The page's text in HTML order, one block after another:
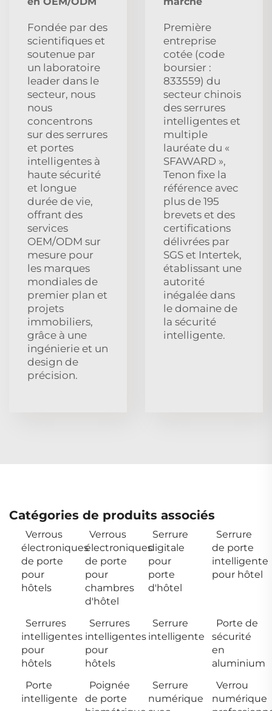
Fondée par des
scientifiques et
soutenue par
un laboratoire
leader dans le
secteur, nous
nous
concentrons
sur des serrures
et portes
intelligentes à
haute sécurité
et longue
durée de vie,
offrant des
services
OEM/ODM sur
mesure pour
les marques
mondiales de
premier plan et
projets
immobiliers,
grâce à une
ingénierie et un
design de
précision.
Première
entreprise
cotée (code
boursier :
833559) du
secteur chinois
des serrures
intelligentes et
multiple
lauréate du «
SFAWARD »,
Tenon fixe la
référence avec
plus de 195
brevets et des
certifications
délivrées par
SGS et Intertek,
établissant une
autorité
inégalée dans
le domaine de
la sécurité
intelligente.
Catégories de produits associés
Verrous
électroniques
de porte
pour
hôtels
Verrous
électroniques
de porte
pour
chambres
d'hôtel
Serrure
digitale
pour
porte
d'hôtel
Serrure
de porte
intelligente
pour hôtel
Serrures
intelligentes
pour
hôtels
Serrures
intelligentes
pour
hôtels
Serrure
intelligente
Porte de
sécurité
en
aluminium
Porte
intelligente
Poignée
de porte
Serrure
numérique
Verrou
numérique